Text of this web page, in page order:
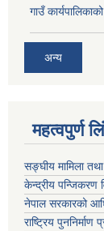
गाउँ
अन्य
महत्वपुर्ण
सङ्घीय मामिला
केन्द्रीय पन्जिकरण
नेपाल सरकारको
राष्ट्रिय पुननिर्माण